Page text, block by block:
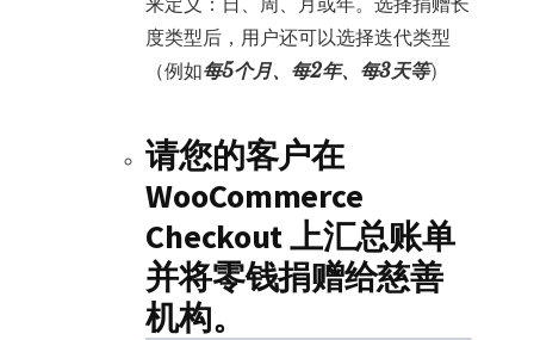
度类型后，用户还可以选择迭代类型
（例如每5个月、每2年、每3天等）
请您的客户在
WooCommerce
Checkout 上汇总账单
并将零钱捐赠给慈善
机构。